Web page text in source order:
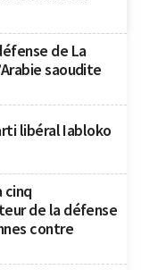
de La
saoudite
libéral Iabloko
cinq
de la défense
contre